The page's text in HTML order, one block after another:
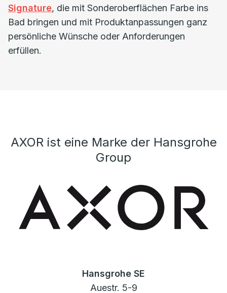
Signature, die mit Sonderoberflächen Farbe ins
Bad bringen und mit Produktanpassungen ganz
persönliche Wünsche oder Anforderungen
erfüllen.
AXOR ist eine Marke der Hansgrohe
Group
Hansgrohe SE
Auestr. 5-9